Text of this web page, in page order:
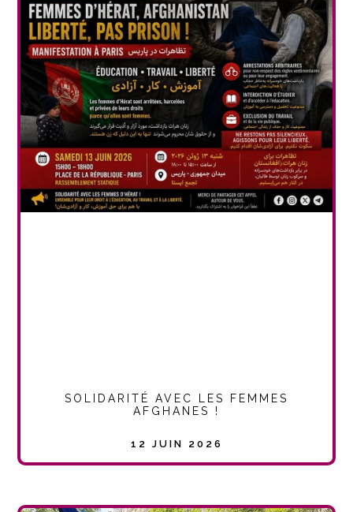
SOLIDARITÉ AVEC LES FEMMES
AFGHANES !
12 JUIN 2026